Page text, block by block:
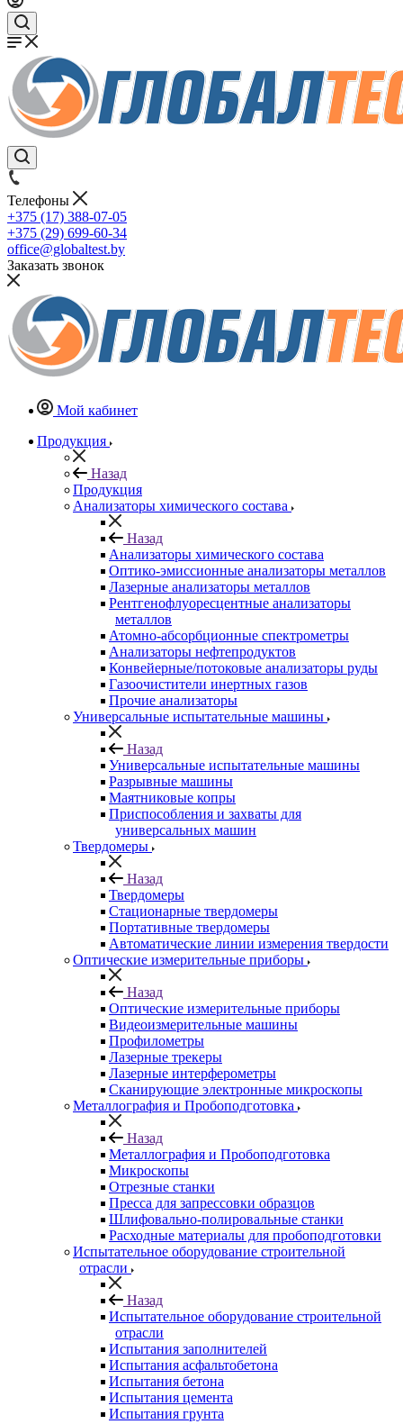
Телефоны
+375 (17) 388-07-05
+375 (29) 699-60-34
office@globaltest.by
Заказать звонок
Мой кабинет
Продукция
Назад
Продукция
Анализаторы химического состава
Назад
Анализаторы химического состава
Оптико-эмиссионные анализаторы металлов
Лазерные анализаторы металлов
Рентгенофлуоресцентные анализаторы
металлов
Атомно-абсорбционные спектрометры
Анализаторы нефтепродуктов
Конвейерные/потоковые анализаторы руды
Газоочистители инертных газов
Прочие анализаторы
Универсальные испытательные машины
Назад
Универсальные испытательные машины
Разрывные машины
Маятниковые копры
Приспособления и захваты для
универсальных машин
Твердомеры
Назад
Твердомеры
Стационарные твердомеры
Портативные твердомеры
Автоматические линии измерения твердости
Оптические измерительные приборы
Назад
Оптические измерительные приборы
Видеоизмерительные машины
Профилометры
Лазерные трекеры
Лазерные интерферометры
Сканирующие электронные микроскопы
Металлография и Пробоподготовка
Назад
Металлография и Пробоподготовка
Микроскопы
Отрезные станки
Пресса для запрессовки образцов
Шлифовально-полировальные станки
Расходные материалы для пробоподготовки
Испытательное оборудование строительной
отрасли
Назад
Испытательное оборудование строительной
отрасли
Испытания заполнителей
Испытания асфальтобетона
Испытания бетона
Испытания цемента
Испытания грунта